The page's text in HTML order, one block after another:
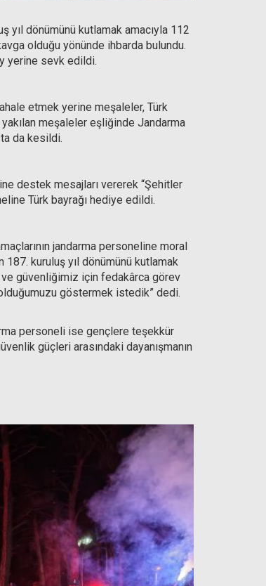
yıl dönümünü kutlamak amacıyla 112
olduğu yönünde ihbarda bulundu.
yerine sevk edildi.
etmek yerine meşaleler, Türk
yakılan meşaleler eşliğinde Jandarma
da kesildi.
destek mesajları vererek “Şehitler
Türk bayrağı hediye edildi.
jandarma personeline moral
187. kuruluş yıl dönümünü kutlamak
ve güvenliğimiz için fedakârca görev
göstermek istedik” dedi.
personeli ise gençlere teşekkür
güçleri arasındaki dayanışmanın